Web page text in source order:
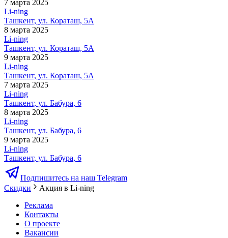
7 марта 2025
Li-ning
Ташкент, ул. Кораташ, 5А
8 марта 2025
Li-ning
Ташкент, ул. Кораташ, 5А
9 марта 2025
Li-ning
Ташкент, ул. Кораташ, 5А
7 марта 2025
Li-ning
Ташкент, ул. Бабура, 6
8 марта 2025
Li-ning
Ташкент, ул. Бабура, 6
9 марта 2025
Li-ning
Ташкент, ул. Бабура, 6
Подпишитесь на наш Telegram
Скидки
Акция в Li-ning
Реклама
Контакты
О проекте
Вакансии